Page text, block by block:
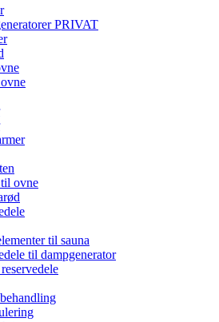
PRIVAT
ovne
til sauna
til dampgenerator